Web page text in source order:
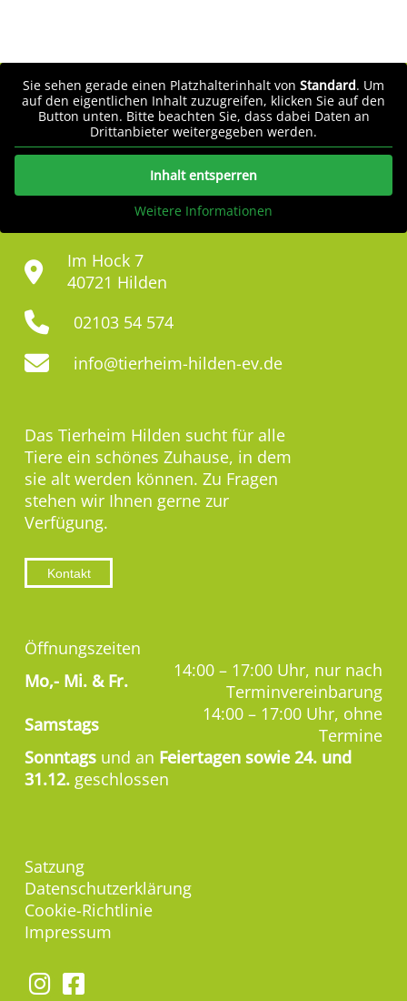
Sie sehen gerade einen Platzhalterinhalt von Standard. Um
auf den eigentlichen Inhalt zuzugreifen, klicken Sie auf den
Button unten. Bitte beachten Sie, dass dabei Daten an
Drittanbieter weitergegeben werden.
Inhalt entsperren
Weitere Informationen
Im Hock 7
40721 Hilden
02103 54 574
info@tierheim-hilden-ev.de
Das Tierheim Hilden sucht für alle
Tiere ein schönes Zuhause, in dem
sie alt werden können. Zu Fragen
stehen wir Ihnen gerne zur
Verfügung.
Kontakt
Öffnungszeiten
Mo,- Mi. & Fr.
14:00 – 17:00 Uhr, nur nach
Terminvereinbarung
Samstags
14:00 – 17:00 Uhr, ohne
Termine
Sonntags und an Feiertagen sowie 24. und
31.12. geschlossen
Satzung
Datenschutzerklärung
Cookie-Richtlinie
Impressum